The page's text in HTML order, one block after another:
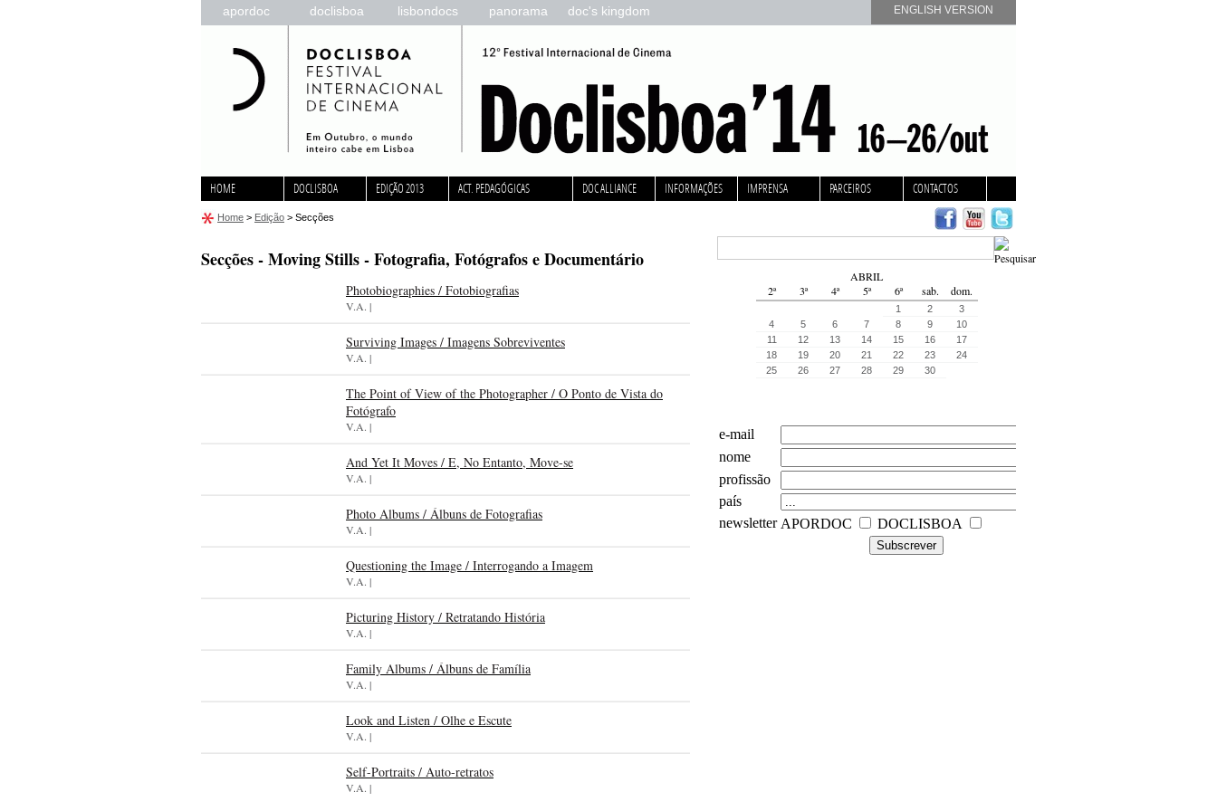
apordoc doclisboa lisbondocs panorama doc's kingdom ENGLISH VERSION
HOME DOCLISBOA EDIÇÃO 2013 ACT. PEDAGÓGICAS DOC ALLIANCE INFORMAÇÕES IMPRENSA PARCEIROS CONTACTOS
Home > Edição > Secções
Secções - Moving Stills - Fotografia, Fotógrafos e Documentário
Photobiographies / Fotobiografias
V.A. |
Surviving Images / Imagens Sobreviventes
V.A. |
The Point of View of the Photographer / O Ponto de Vista do
Fotógrafo
V.A. |
And Yet It Moves / E, No Entanto, Move-se
V.A. |
Photo Albums / Álbuns de Fotografias
V.A. |
Questioning the Image / Interrogando a Imagem
V.A. |
Picturing History / Retratando História
V.A. |
Family Albums / Álbuns de Família
V.A. |
Look and Listen / Olhe e Escute
V.A. |
Self-Portraits / Auto-retratos
V.A. |
ABRIL
2ª
3ª 4ª 5ª 6ª sab. dom.
1 2
3
4
5 6 7 8 9
10
11
12 13 14 15 16
17
18
19 20 21 22 23
24
25
26 27 28 29 30